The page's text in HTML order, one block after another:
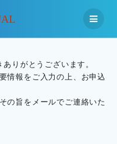
りがとうございます。
情報をご入力の上、お申込
の旨をメールでご連絡いた